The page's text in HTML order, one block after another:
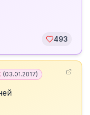
493
(03.01.2017)